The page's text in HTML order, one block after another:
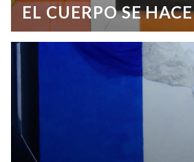
EL CUERPO SE HACE